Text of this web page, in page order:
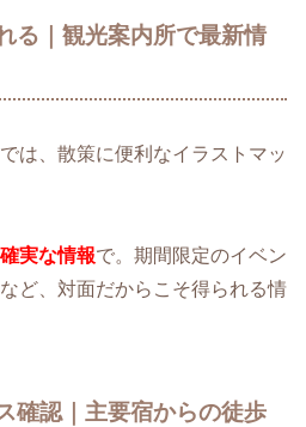
る｜観光案内所で最新情
は、散策に便利なイラストマッ
確実な情報で。期間限定のイベン
ど、対面だからこそ得られる情
確認｜主要宿からの徒歩